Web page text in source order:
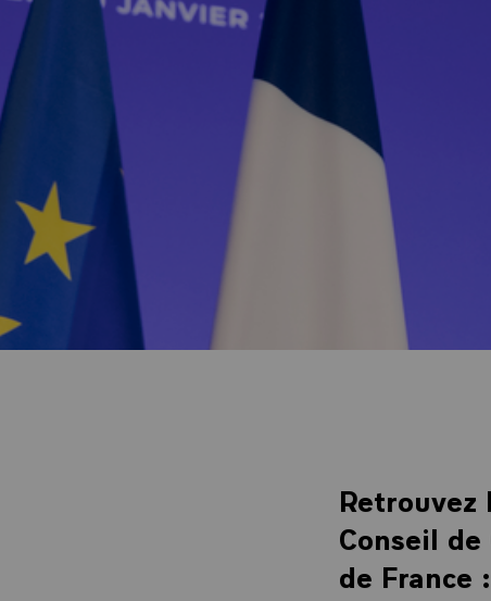
Conseil
de France :